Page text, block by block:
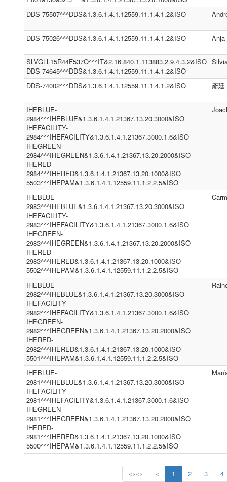
«««« « 1 2 3 4
DDS-75507^^^DDS&1.3.6.1.4.1.12559.11.1.4.1.2&ISO
DDS-75026^^^DDS&1.3.6.1.4.1.12559.11.1.4.1.2&ISO Anja
SLVGLL15R44F537O^^^IT&2.16.840.1.113883.2.9.4.3.2&ISO
DDS-74645^^^DDS&1.3.6.1.4.1.12559.11.1.4.1.2&ISO
DDS-74002^^^DDS&1.3.6.1.4.1.12559.11.1.4.1.2&ISO 彥廷
IHEBLUE-
2984^^^IHEBLUE&1.3.6.1.4.1.21367.13.20.3000&ISO
IHEFACILITY-
2984^^^IHEFACILITY&1.3.6.1.4.1.21367.3000.1.6&ISO
IHEGREEN-
2984^^^IHEGREEN&1.3.6.1.4.1.21367.13.20.2000&ISO
IHERED-
2984^^^IHERED&1.3.6.1.4.1.21367.13.20.1000&ISO
5503^^^IHEPAM&1.3.6.1.4.1.12559.11.1.2.2.5&ISO
IHEBLUE-
2983^^^IHEBLUE&1.3.6.1.4.1.21367.13.20.3000&ISO
IHEFACILITY-
2983^^^IHEFACILITY&1.3.6.1.4.1.21367.3000.1.6&ISO
IHEGREEN-
2983^^^IHEGREEN&1.3.6.1.4.1.21367.13.20.2000&ISO
IHERED-
2983^^^IHERED&1.3.6.1.4.1.21367.13.20.1000&ISO
5502^^^IHEPAM&1.3.6.1.4.1.12559.11.1.2.2.5&ISO
IHEBLUE-
2982^^^IHEBLUE&1.3.6.1.4.1.21367.13.20.3000&ISO
IHEFACILITY-
2982^^^IHEFACILITY&1.3.6.1.4.1.21367.3000.1.6&ISO
IHEGREEN-
2982^^^IHEGREEN&1.3.6.1.4.1.21367.13.20.2000&ISO
IHERED-
2982^^^IHERED&1.3.6.1.4.1.21367.13.20.1000&ISO
5501^^^IHEPAM&1.3.6.1.4.1.12559.11.1.2.2.5&ISO
IHEBLUE-
2981^^^IHEBLUE&1.3.6.1.4.1.21367.13.20.3000&ISO
IHEFACILITY-
2981^^^IHEFACILITY&1.3.6.1.4.1.21367.3000.1.6&ISO
IHEGREEN-
2981^^^IHEGREEN&1.3.6.1.4.1.21367.13.20.2000&ISO
IHERED-
2981^^^IHERED&1.3.6.1.4.1.21367.13.20.1000&ISO
5500^^^IHEPAM&1.3.6.1.4.1.12559.11.1.2.2.5&ISO